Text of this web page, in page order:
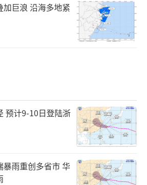
巨浪 沿海多地紧
预计9-10日登陆浙
暴雨重创多省市 华